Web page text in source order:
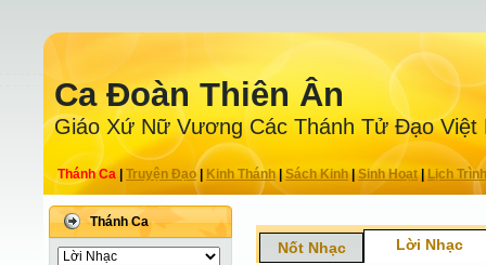
Ca Ðoàn Thiên Ân
Giáo Xứ Nữ Vương Các Thánh Tử Ðạo Việt
Thánh Ca Truyện Ðạo| Kinh Thánh Sách Kinh|Sinh Hoạt| Lịch Trình
Thánh Ca
Nốt Nhạc Lời Nhạc